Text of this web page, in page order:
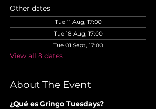
Other dates
Tue 11 Aug, 17:00
Tue 18 Aug, 17:00
Tue 01 Sept, 17:00
View all 8 dates
About The Event
¿Qué es Gringo Tuesdays?